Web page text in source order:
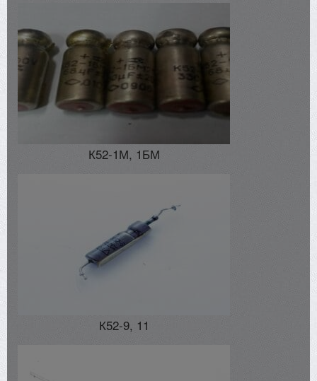
К52-1М, 1БМ
К52-9, 11